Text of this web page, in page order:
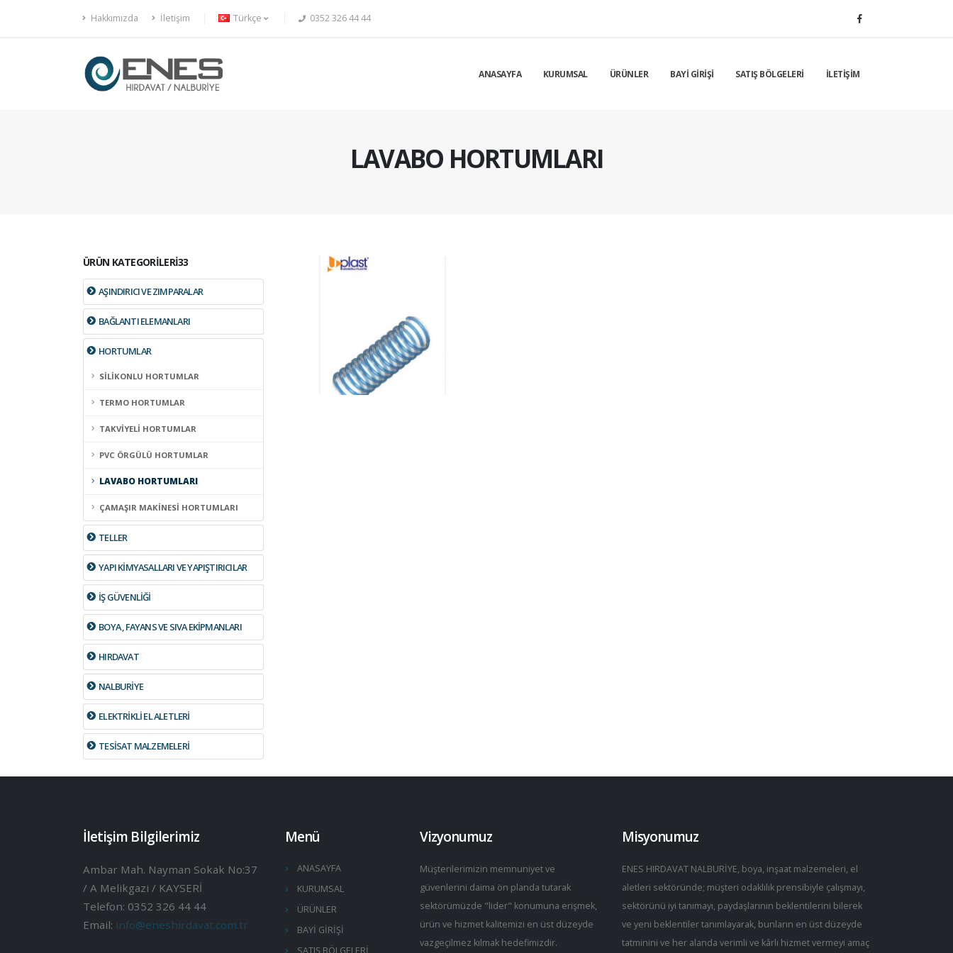
Hakkımızda İletişim Türkçe 0352 326 44 44
ANASAYFA KURUMSAL ÜRÜNLER BAYİ GİRİŞİ SATIŞ BÖLGELERİ İLETİŞİM
LAVABO HORTUMLARI
ÜRÜN KATEGORİLERİ33
AŞINDIRICI VE ZIMPARALAR
BAĞLANTI ELEMANLARI
HORTUMLAR
SİLİKONLU HORTUMLAR
TERMO HORTUMLAR
TAKVİYELİ HORTUMLAR
PVC ÖRGÜLÜ HORTUMLAR
LAVABO HORTUMLARI
ÇAMAŞIR MAKİNESİ HORTUMLARI
TELLER
YAPI KİMYASALLARI VE YAPIŞTIRICILAR
İŞ GÜVENLİĞİ
BOYA , FAYANS VE SIVA EKİPMANLARI
HIRDAVAT
NALBURİYE
ELEKTRİKLİ EL ALETLERİ
TESİSAT MALZEMELERİ
İletişim Bilgilerimiz
Ambar Mah. Nayman Sokak No:37
/ A Melikgazi / KAYSERİ
Telefon: 0352 326 44 44
Email: info@eneshirdavat.com.tr
Menü
ANASAYFA
KURUMSAL
ÜRÜNLER
BAYİ GİRİŞİ
SATIŞ BÖLGELERİ
Vizyonumuz
Müşterilerimizin memnuniyet ve
güvenlerini daima ön planda tutarak
sektörümüzde "lider" konumuna erişmek,
ürün ve hizmet kalitemizi en üst düzeyde
vazgeçilmez kılmak hedefimizdir.
Misyonumuz
ENES HIRDAVAT NALBURİYE, boya, inşaat malzemeleri, el
aletleri sektöründe; müşteri odaklılık prensibiyle çalışmayı,
sektörünü iyi tanımayı, paydaşlarının beklentilerini bilerek
ve yeni beklentiler tanımlayarak, bunların en üst düzeyde
tatminini ve her alanda verimli ve kârlı hizmet vermeyi amaç